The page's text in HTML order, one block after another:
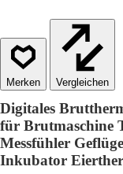
Vergleichen
Digitales
für Brutmaschine
Messfühler
Inkubator